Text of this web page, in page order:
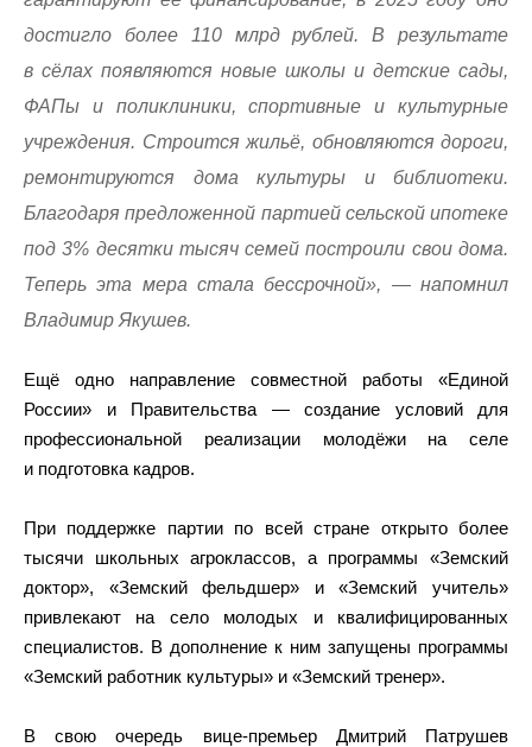
достигло более 110 млрд рублей. В результате
в сёлах появляются новые школы и детские сады,
ФАПы и поликлиники, спортивные и культурные
учреждения. Строится жильё, обновляются дороги,
ремонтируются дома культуры и библиотеки.
Благодаря предложенной партией сельской ипотеке
под 3% десятки тысяч семей построили свои дома.
Теперь эта мера стала бессрочной», — напомнил
Владимир Якушев.
Ещё одно направление совместной работы «Единой
России» и Правительства — создание условий для
профессиональной реализации молодёжи на селе
и подготовка кадров.
При поддержке партии по всей стране открыто более
тысячи школьных агроклассов, а программы «Земский
доктор», «Земский фельдшер» и «Земский учитель»
привлекают на село молодых и квалифицированных
специалистов. В дополнение к ним запущены программы
«Земский работник культуры» и «Земский тренер».
В свою очередь вице-премьер Дмитрий Патрушев